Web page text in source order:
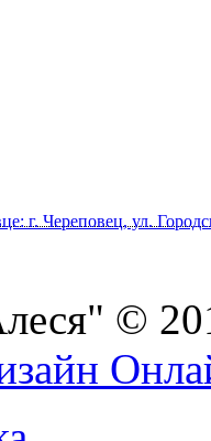
г. Череповец, ул.
©